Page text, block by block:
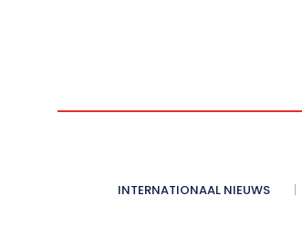
INTERNATIONAAL NIEUWS